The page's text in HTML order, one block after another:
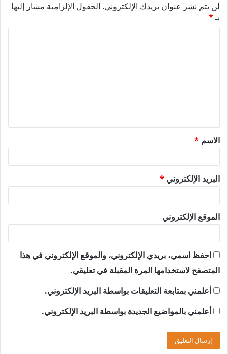
لن يتم نشر عنوان بريدك الإلكتروني. الحقول الإلزامية مشار إليها
بـ*
ق
*
الاسم *
البريد الإلكتروني *
الموقع الإلكتروني
احفظ اسمي، بريدي الإلكتروني، والموقع الإلكتروني في هذا
المتصفح لاستخدامها المرة المقبلة في تعليقي.
أعلمني بمتابعة التعليقات بواسطة البريد الإلكتروني.
أعلمني بالمواضيع الجديدة بواسطة البريد الإلكتروني.